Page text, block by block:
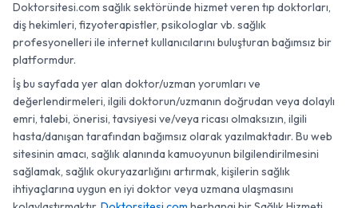
Doktorsitesi.com sağlık sektöründe hizmet veren tıp doktorları,
diş hekimleri, fizyoterapistler, psikologlar vb. sağlık
profesyonelleri ile internet kullanıcılarını buluşturan bağımsız bir
platformdur.
İş bu sayfada yer alan doktor/uzman yorumları ve
değerlendirmeleri, ilgili doktorun/uzmanın doğrudan veya dolaylı
emri, talebi, önerisi, tavsiyesi ve/veya ricası olmaksızın, ilgili
hasta/danışan tarafından bağımsız olarak yazılmaktadır. Bu web
sitesinin amacı, sağlık alanında kamuoyunun bilgilendirilmesini
sağlamak, sağlık okuryazarlığını artırmak, kişilerin sağlık
ihtiyaçlarına uygun en iyi doktor veya uzmana ulaşmasını